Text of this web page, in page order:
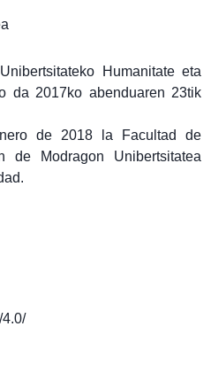
Humanitate eta
da 2017ko abenduaren 23tik
de 2018 la Facultad de
Modragon Unibertsitatea
4.0/